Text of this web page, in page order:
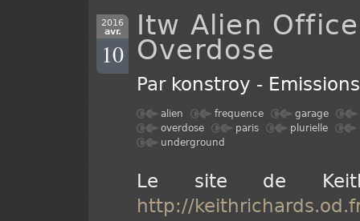
2016
avr.
10
Itw Alien
Overdose
Par konstroy -
alien frequence
garage
overdose
paris plurielle
underground
Le site de
http://